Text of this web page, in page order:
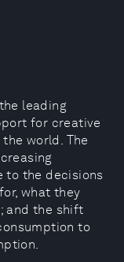
leading
for creative
world. The
to the decisions
what they
and the shift
to